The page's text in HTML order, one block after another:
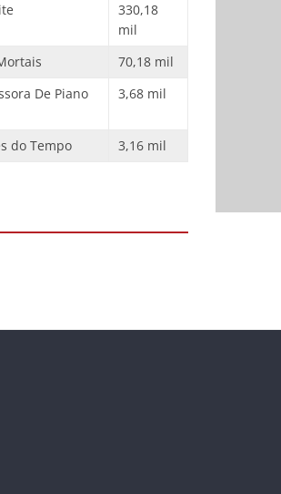
330,18
mil
70,18 mil
De Piano
3,68 mil
do Tempo 3,16 mil